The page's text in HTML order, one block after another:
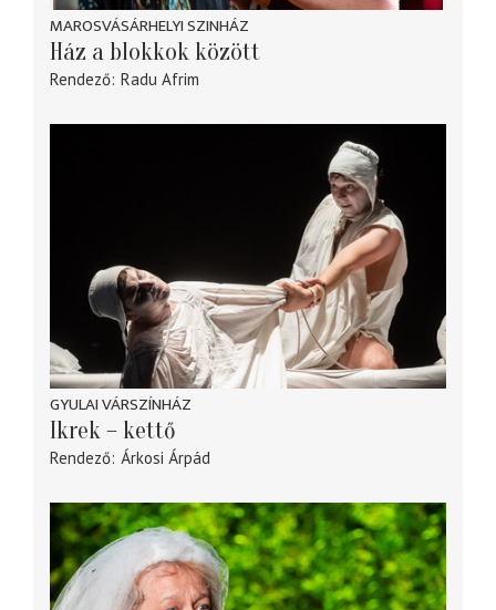
MAROSVÁSÁRHELYI SZINHÁZ
Ház a blokkok között
Rendező Radu Afrim
GYULAI VÁRSZÍNHÁZ
Ikrek – kettő
Rendező Árkosi Árpád